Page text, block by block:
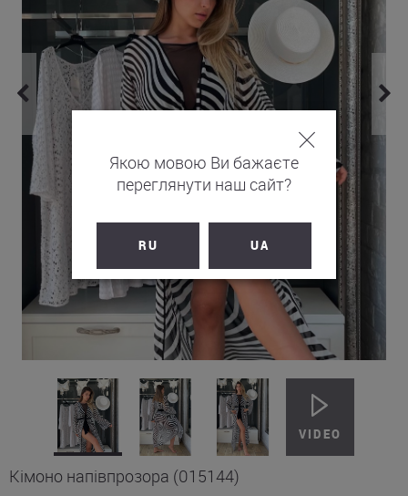
Кімоно напівпрозора (015144)
Якою мовою Ви бажаєте
переглянути наш сайт?
RU UA